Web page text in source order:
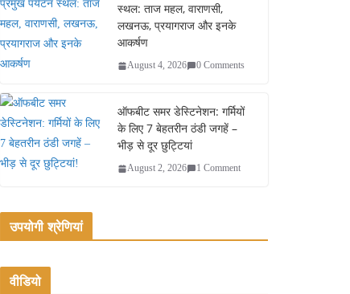
स्थल: ताज महल, वाराणसी,
लखनऊ, प्रयागराज और इनके
आकर्षण
August 4, 2026 0 Comments
ऑफबीट समर डेस्टिनेशन: गर्मियों
के लिए 7 बेहतरीन ठंडी जगहें –
भीड़ से दूर छुट्टियां
August 2, 2026 1 Comment
उपयोगी श्रेणियां
वीडियो